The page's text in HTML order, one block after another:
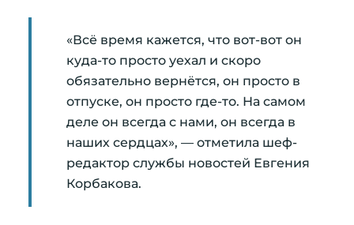
«Всё время кажется, что вот-вот он
куда-то просто уехал и скоро
обязательно вернётся, он просто в
отпуске, он просто где-то. На самом
деле он всегда с нами, он всегда в
наших сердцах», — отметила шеф-
редактор службы новостей Евгения
Корбакова.